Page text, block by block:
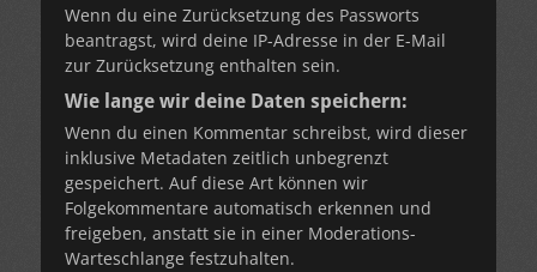
Wenn du eine Zurücksetzung des Passworts
beantragst, wird deine IP-Adresse in der E-Mail
zur Zurücksetzung enthalten sein.
Wie lange wir deine Daten speichern:
Wenn du einen Kommentar schreibst, wird dieser
inklusive Metadaten zeitlich unbegrenzt
gespeichert. Auf diese Art können wir
Folgekommentare automatisch erkennen und
freigeben, anstatt sie in einer Moderations-
Warteschlange festzuhalten.